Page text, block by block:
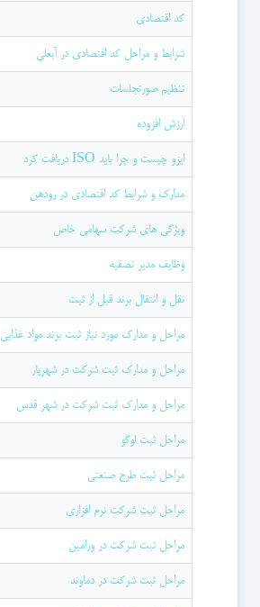
کد اقتصادی
شرایط و مراحل کد اقتصادی در آبعلی
تنظیم صورتجلسات
ارزش افزوده
ایزو چیست و چرا باید ISO دریافت کرد
مدارک و شرایط کد اقتصادی در رودهن
ویژگی های شرکت سهامی خاص
وظایف مدیر تصفیه
نقل و انتقال برند قبل از ثبت
مراحل و مدارک مورد نیاز ثبت برند مواد غذایی
مراحل و مدارک ثبت شرکت در شهریار
مراحل و مدارک ثبت شرکت در شهر قدس
مراحل ثبت لوگو
مراحل ثبت طرح صنعتی
مراحل ثبت شرکت نرم افزاری
مراحل ثبت شرکت در ورامین
مراحل ثبت شرکت در دماوند